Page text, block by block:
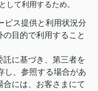
して利用するため。
ビス提供と利用状況分
目的で利用すること
託に基づき、第三者を
し、参照する場合があ
合には、お客さまにて